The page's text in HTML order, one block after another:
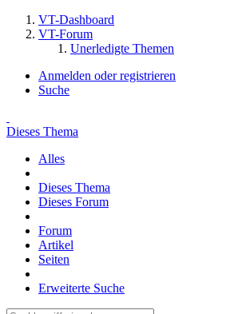
VT-Dashboard
VT-Forum
Unerledigte Themen
Anmelden oder registrieren
Suche
Dieses Thema
Alles
Dieses Thema
Dieses Forum
Forum
Artikel
Seiten
Erweiterte Suche